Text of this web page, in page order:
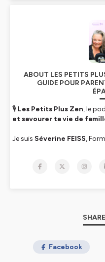
ABOUT LES PETITS
GUIDE POUR
🎙 Les Petits Plus Zen, le
et savourer ta vie de
Je suis Séverine FEISS,
retrouver du temps pour toi
sereines. Je te partagerais
maternelle, des découvertes
temps à l'école et à la maison.
SHARE
Facebook